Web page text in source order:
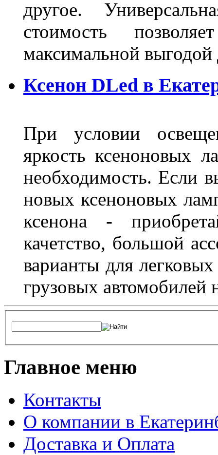
другое.
стоимость
максимальной
Ксенон DLed в
При условии
яркость ксеноновых
необходимость. Если
новых ксеноновых
ксенона -
качетство, большой
варианты для
грузовых автомобилей
Главное меню
Контакты
О компании в
Доставка и Оплата